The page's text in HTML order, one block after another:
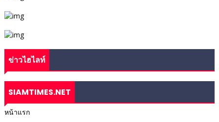
ข่าวไฮไลท์
SIAMTIMES.NET
หน้าแรก